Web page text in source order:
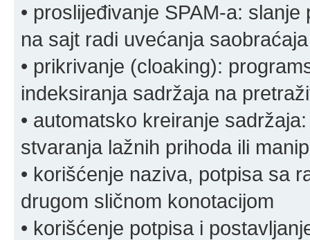
• proslijeđivanje SPAM-a:
na sajt radi uvećanja
• prikrivanje (cloaking):
indeksiranja sadržaja na
• automatsko kreiranje
stvaranja lažnih prihoda ili
• korišćenje naziva, potpisa sa
drugom sličnom konotacijom
• korišćenje potpisa i